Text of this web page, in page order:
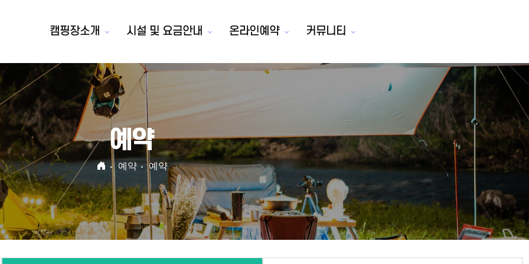
캠핑장소개 시설 및 요금안내 온라인예약 커뮤니티
예약
예약 예약